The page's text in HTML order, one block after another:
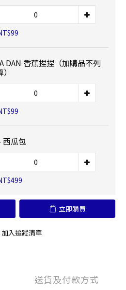
DAN 香蕉捏捏（加購品不列
西瓜包
立即購買
加入追蹤清單
送貨及付款方式